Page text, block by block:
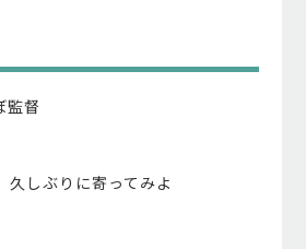
監督
久しぶりに寄ってみよ